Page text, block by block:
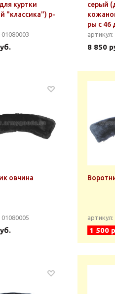
куртки
"классика") р-
серый
ры с 46
артикул:
8 850
овчина
1 500